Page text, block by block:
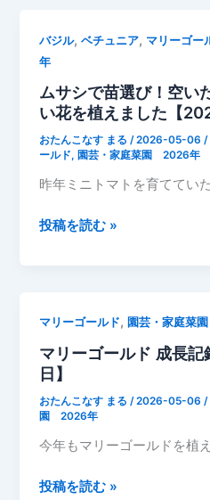
チ
ュ
ニ
ア
【2026
年
月】
植
え
バ
ジ
ル
成
長
録
日
布
プ
ラ
ン
タ
ー
寄
ジ
ル
と
リ
ゴ
ー
バジル,ベチュニア, マリーゴー
年
ムサシで苗選び！空い
い花を植えました【
おたんこなす まる/2026-05-06/
ールド, 園芸・家庭菜園 2026年
昨年ミニトマトを育ててい
ム
選
び！
空
い
た
プ
ン
投稿を読む »
マリーゴールド, 園芸・家庭菜
マリーゴールド 成長
日】
おたんこなす まる/2026-05-06/
園 2026年
今年もマリーゴールドを植
マ
投稿を読む »